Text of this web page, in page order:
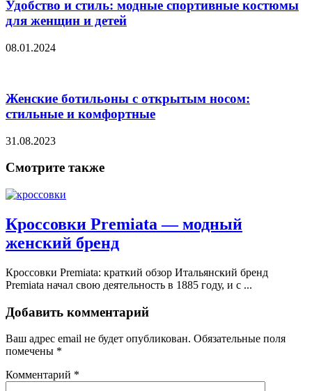
Удобство и стиль: модные спортивные костюмы
для женщин и детей
08.01.2024
Женские ботильоны с открытым носом:
стильные и комфортные
31.08.2023
Смотрите также
Кроссовки Premiata — модный
женский бренд
Кроссовки Premiata: краткий обзор Итальянский бренд
Premiata начал свою деятельность в 1885 году, и с ...
Добавить комментарий
Ваш адрес email не будет опубликован. Обязательные поля
помечены *
Комментарий *